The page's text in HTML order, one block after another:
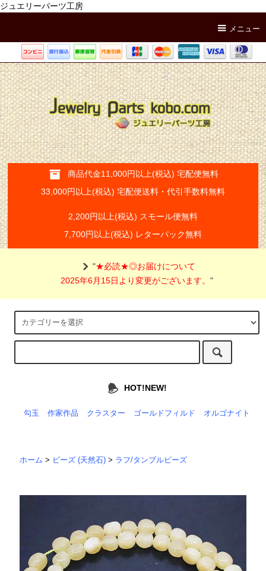
ジュエリーパーツ工房
メニュー
商品代金11,000円以上(税込) 宅配便無料
33,000円以上(税込) 宅配便送料・代引手数料無料
2,200円以上(税込) スモール便無料
7,700円以上(税込) レターパック無料
"★必読★◎お届けについて
2025年6月15日より変更がございます。"
HOT!NEW!
勾玉 作家作品 クラスター ゴールドフィルド オルゴナイト
ホーム > ビーズ (天然石) > ラフ/タンブルビーズ